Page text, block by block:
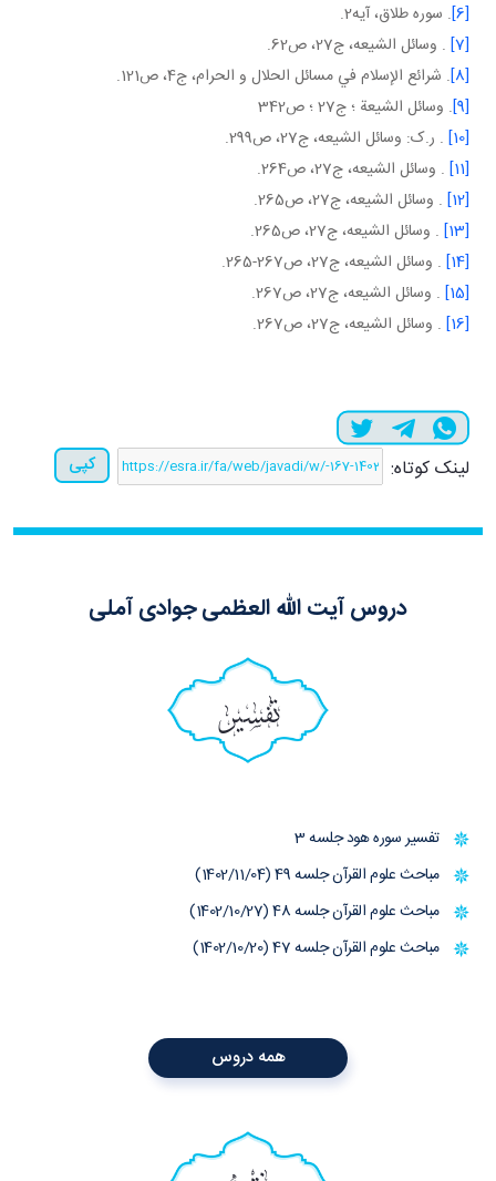
[6] . سوره طلاق، آيه2.
[7]
. وسائل الشيعه، ج27، ص62.
[8] . شرائع الإسلام في مسائل الحلال و الحرام، ج4، ص121.
[9] . وسائل الشيعة ؛ ج‏27 ؛ ص342
[10]
. ر.ک: وسائل الشيعه، ج27، ص299.
[11]
. وسائل الشيعه، ج27، ص264.
[12]
. وسائل الشيعه، ج27، ص265.
[13]
. وسائل الشيعه، ج27، ص265.
[14]
. وسائل الشيعه، ج27، ص267-265.
[15]
. وسائل الشيعه، ج27، ص267.
[16]
. وسائل الشيعه، ج27، ص267.
لینک کوتاه: کپی
دروس آیت الله العظمی جوادی آملی
تفسیر
تفسیر سوره هود جلسه 3
مباحث علوم القرآن جلسه 49 (1402/11/04)
مباحث علوم القرآن جلسه 48 (1402/10/27)
مباحث علوم القرآن جلسه 47 (1402/10/20)
همه دروس